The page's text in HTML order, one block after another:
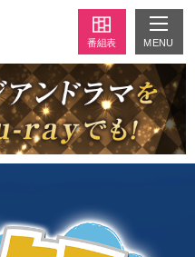
番組表 MENU